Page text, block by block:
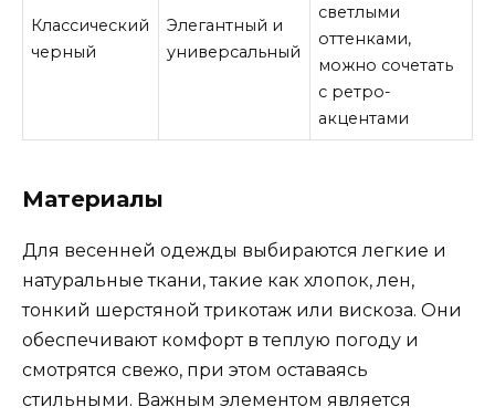
Классический
черный
Элегантный и
универсальный
светлыми
оттенками,
можно сочетать
с ретро-
акцентами
Материалы
Для весенней одежды выбираются легкие и
натуральные ткани, такие как хлопок, лен,
тонкий шерстяной трикотаж или вискоза. Они
обеспечивают комфорт в теплую погоду и
смотрятся свежо, при этом оставаясь
стильными. Важным элементом является